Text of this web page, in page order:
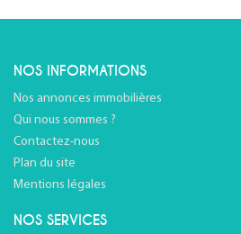
NOS INFORMATIONS
Nos annonces immobilières
Qui nous sommes ?
Contactez-nous
Plan du site
Mentions légales
NOS SERVICES